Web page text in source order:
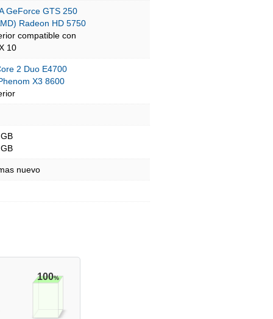
GeForce GTS 250
Radeon HD 5750
compatible con
10
2 Duo E4700
X3 8600
nuevo
100%